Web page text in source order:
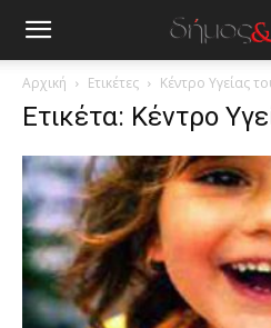
lesbians
very
hot
cam
show. desi
xxx
brandi
lyons
teaches
the
meaning
Αρχική Ετικέτες Κέντρο Υγείας
Ετικέτα: Κέντρο